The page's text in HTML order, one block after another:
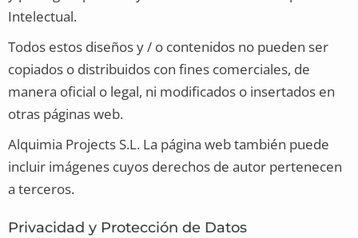
Intelectual.
Todos estos diseños y / o contenidos no pueden ser
copiados o distribuidos con fines comerciales, de
manera oficial o legal, ni modificados o insertados en
otras páginas web.
Alquimia Projects S.L. La página web también puede
incluir imágenes cuyos derechos de autor pertenecen
a terceros.
Privacidad y Protección de Datos